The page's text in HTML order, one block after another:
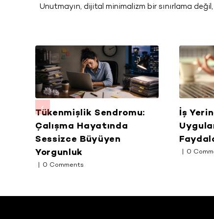
Unutmayın, dijital minimalizm bir sınırlama
Tükenmişlik Sendromu:
Çalışma Hayatında
Sessizce Büyüyen
Yorgunluk
| 0 Comments
İş
| 0